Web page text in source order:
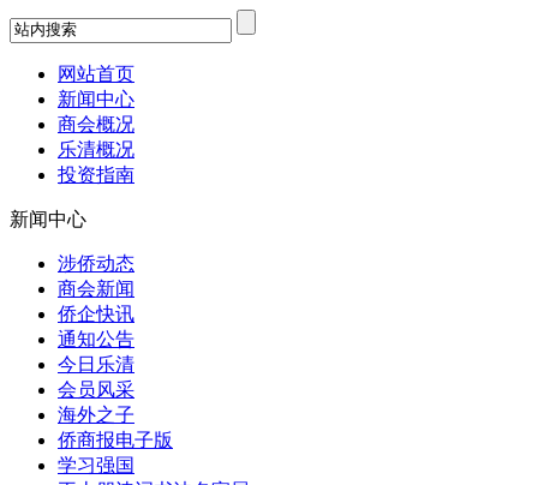
网站首页
新闻中心
商会概况
乐清概况
投资指南
新闻中心
涉侨动态
商会新闻
侨企快讯
通知公告
今日乐清
会员风采
海外之子
侨商报电子版
学习强国